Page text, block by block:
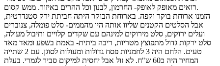
רואים מאופק לאופק- החרמון, לבנון וכל ההרים באיזור. ממש קסום.
הזמנו ארוחת בוקר וקפה. בארוחת הבוקר היתה חביתת ירק סטנדרטית,
אבל הסלטים הקטנים שליוו אותה היו מהממים- סלט פומלה, צנוברים
ועלים ירוקים, סלט מירוקים למינהם עם שקדים קלויים ותיבול מעולה,
סלט ירקות גדול מתפוצץ מטריות, ריבה ביתית- באמת בשפע ומאד מאד
טעים. הלחם היה 3 לחמניות פסח גדולות ומעולות לסוגן. עם 2 שתייה
המחיר היה כ60 ש"ח. לא זול אבל יחסית למיקום סביר לגמרי. בעלת